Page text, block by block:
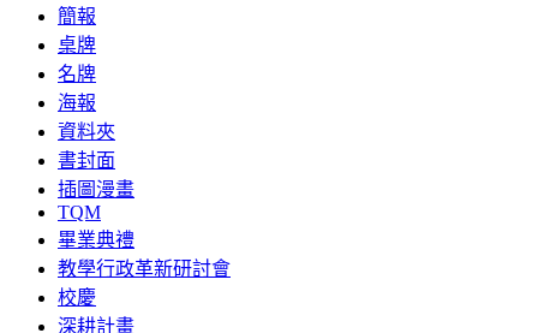
簡報
桌牌
名牌
海報
資料夾
書封面
插圖漫畫
TQM
畢業典禮
教學行政革新研討會
校慶
深耕計畫